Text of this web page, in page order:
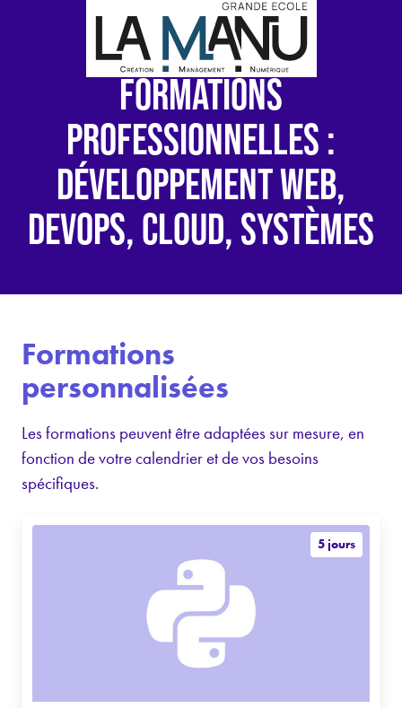
FORMATIONS
PROFESSIONNELLES :
DÉVELOPPEMENT WEB,
DEVOPS, CLOUD, SYSTÈMES
Formations
personnalisées
Les formations peuvent être adaptées sur mesure, en
fonction de votre calendrier et de vos besoins
spécifiques.
5 jours